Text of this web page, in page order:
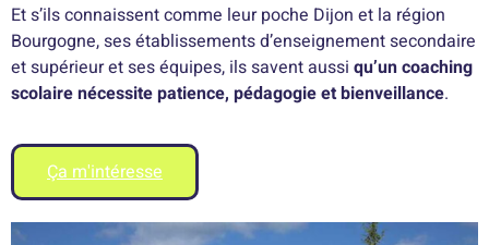
Et s’ils connaissent comme leur poche Dijon et la région
Bourgogne, ses établissements d’enseignement secondaire
et supérieur et ses équipes, ils savent aussi qu’un coaching
scolaire nécessite patience, pédagogie et bienveillance.
Ça m'intéresse